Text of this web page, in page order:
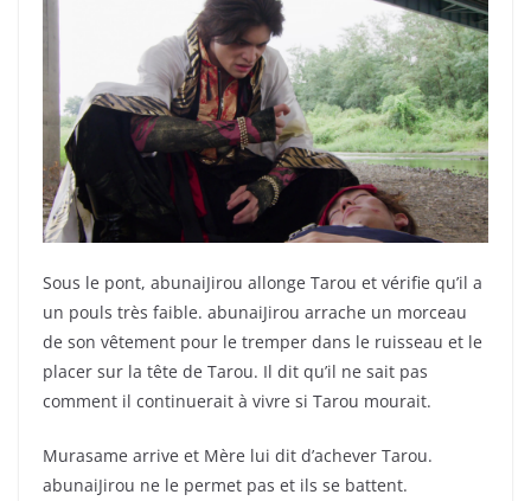
Sous le pont, abunaiJirou allonge Tarou et vérifie qu’il a
un pouls très faible. abunaiJirou arrache un morceau
de son vêtement pour le tremper dans le ruisseau et le
placer sur la tête de Tarou. Il dit qu’il ne sait pas
comment il continuerait à vivre si Tarou mourait.
Murasame arrive et Mère lui dit d’achever Tarou.
abunaiJirou ne le permet pas et ils se battent.